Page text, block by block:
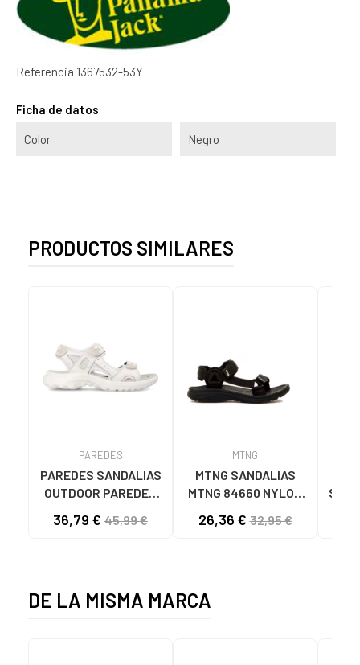
Referencia 1367532-53Y
Ficha de datos
Color Negro
PRODUCTOS SIMILARES
PAREDES
PAREDES SANDALIAS
OUTDOOR PAREDES
BLANCO BLANCO
36,79 € 45,99 €
MTNG
MTNG SANDALIAS
MTNG 84660 NYLON
C56216 - NYLON
26,36 €32,95 €
DE LA MISMA MARCA